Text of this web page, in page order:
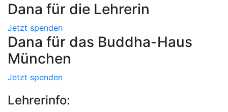
Dana für die Lehrerin
Jetzt spenden
Dana für das Buddha-Haus
München
Jetzt spenden
Lehrerinfo: